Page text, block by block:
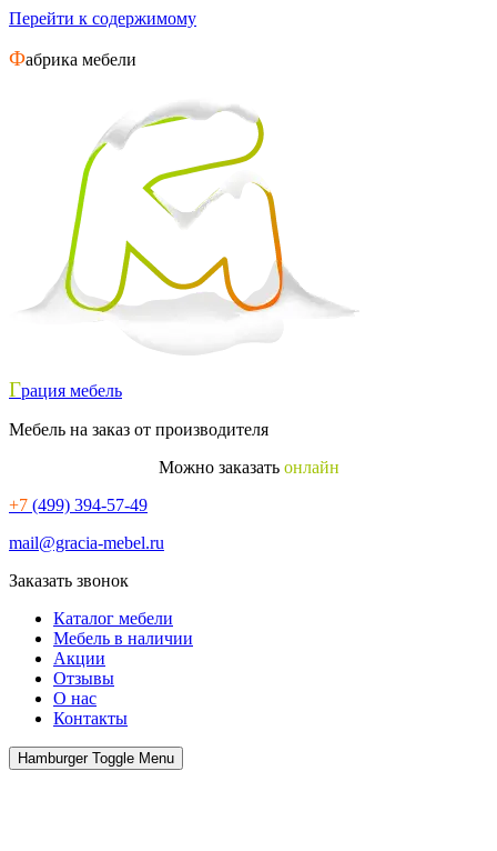
Перейти к содержимому
Фабрика мебели
Грация мебель
Мебель на заказ от производителя
Можно заказать онлайн
+7 (499) 394-57-49
mail@gracia-mebel.ru
Заказать звонок
Каталог мебели
Мебель в наличии
Акции
Отзывы
О нас
Контакты
Hamburger Toggle Menu